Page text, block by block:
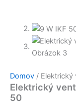
Domov / Elektrický
Elektrický
50